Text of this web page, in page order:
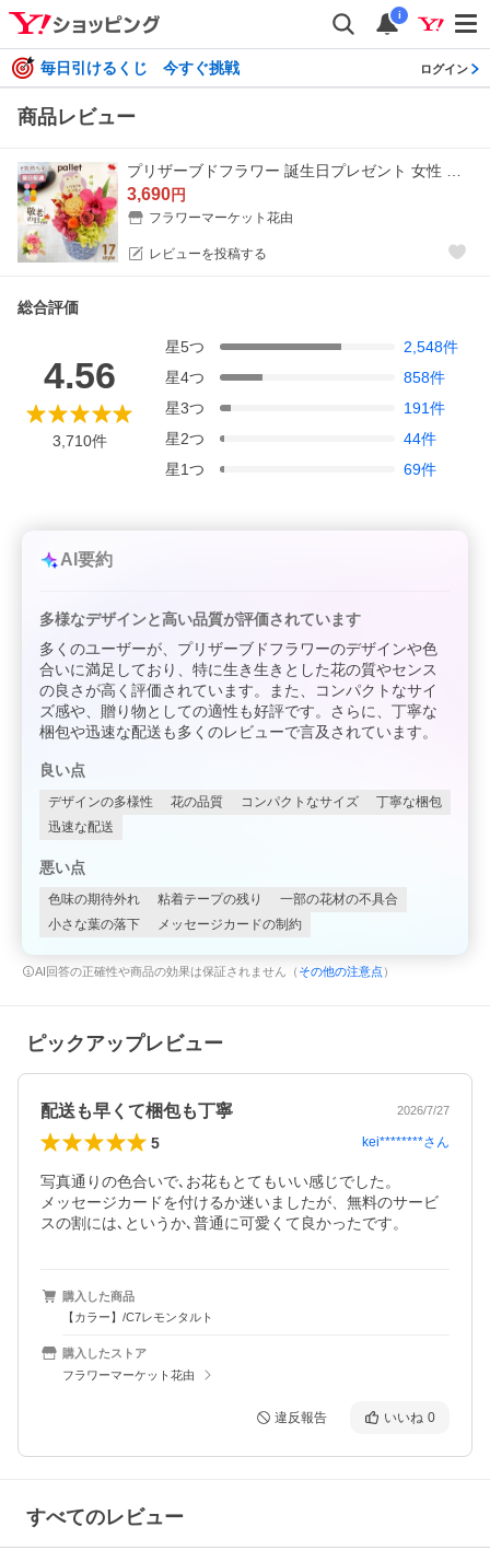
i
毎日引けるくじ 今すぐ挑戦 ログイン
商品レビュー
3,690円
フラワーマーケット花由
レビューを投稿する
総合評価
4.56
3,710件
星5つ 2,548件
星4つ 858件
星3つ 191件
星2つ 44件
星1つ 69件
AI要約
多様なデザインと高い品質が評価されています
多くのユーザーが、プリザーブドフラワーのデザインや色
合いに満足しており、特に生き生きとした花の質やセンス
の良さが高く評価されています。また、コンパクトなサイ
ズ感や、贈り物としての適性も好評です。さらに、丁寧な
梱包や迅速な配送も多くのレビューで言及されています。
良い点
デザインの多様性 花の品質 コンパクトなサイズ
丁寧な梱包
迅速な配送
悪い点
色味の期待外れ 粘着テープの残り
一部の花材の不具合
小さな葉の落下
メッセージカードの制約
AI回答の正確性や商品の効果は保証されません（ その他の注意点 ）
ピックアップレビュー
配送も早くて梱包も丁寧 2026/7/27
5 kei********さん
写真通りの色合いで､お花もとてもいい感じでした。
メッセージカードを付けるか迷いましたが、無料のサービ
スの割には､というか､普通に可愛くて良かったです。
購入した商品
【カラー】/C7レモンタルト
購入したストア
フラワーマーケット花由
違反報告 いいね 0
すべてのレビュー